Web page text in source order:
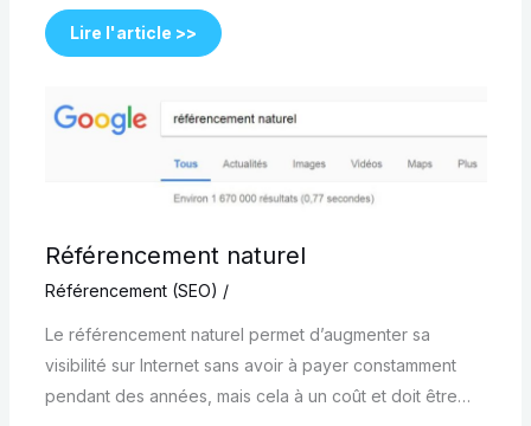
Lire l'article >>
Référencement naturel
Référencement (SEO) /
Le référencement naturel permet d’augmenter sa
visibilité sur Internet sans avoir à payer constamment
pendant des années, mais cela à un coût et doit être…